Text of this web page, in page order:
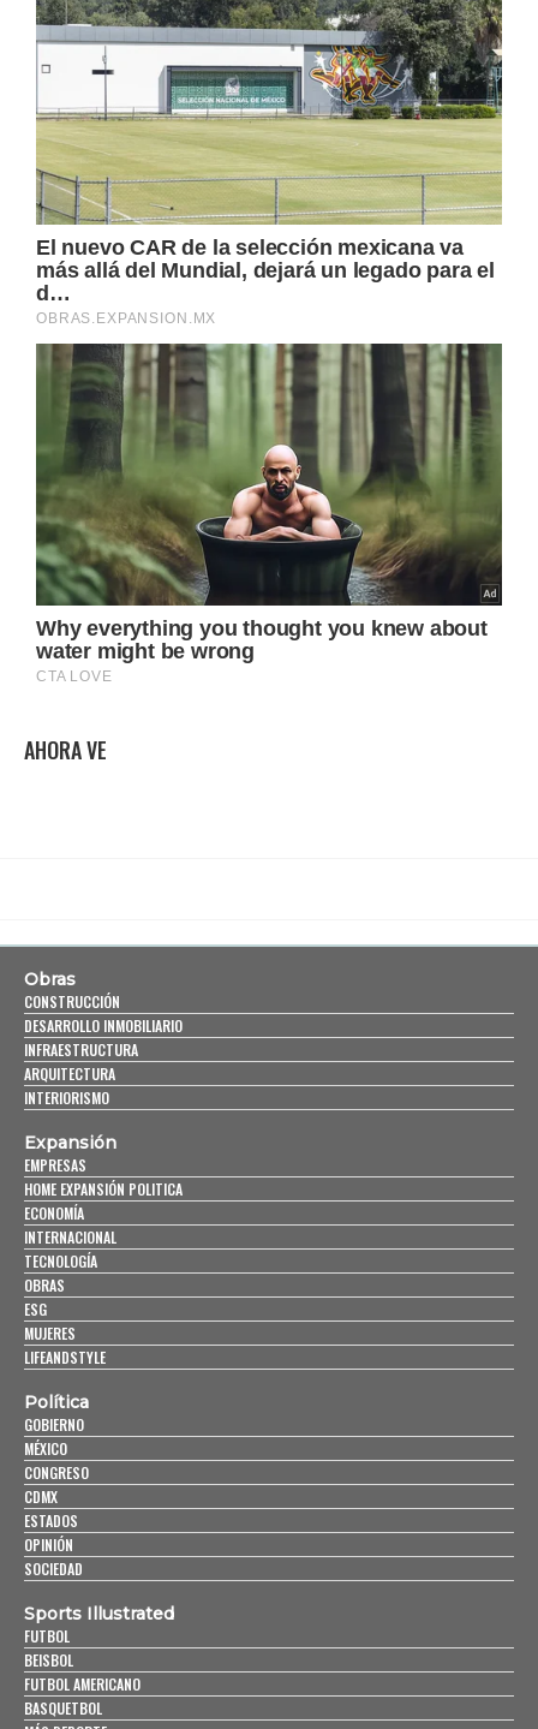
AHORA VE
Obras
CONSTRUCCIÓN
DESARROLLO INMOBILIARIO
INFRAESTRUCTURA
ARQUITECTURA
INTERIORISMO
Expansión
EMPRESAS
HOME EXPANSIÓN POLITICA
ECONOMÍA
INTERNACIONAL
TECNOLOGÍA
OBRAS
ESG
MUJERES
LIFEANDSTYLE
Política
GOBIERNO
MÉXICO
CONGRESO
CDMX
ESTADOS
OPINIÓN
SOCIEDAD
Sports Illustrated
FUTBOL
BEISBOL
FUTBOL AMERICANO
BASQUETBOL